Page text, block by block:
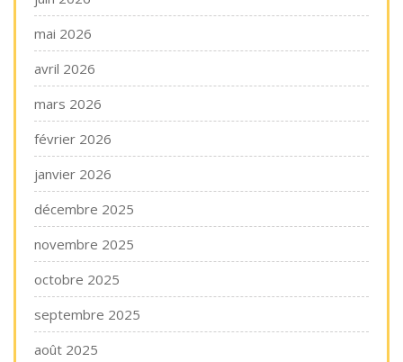
mai 2026
avril 2026
mars 2026
février 2026
janvier 2026
décembre 2025
novembre 2025
octobre 2025
septembre 2025
août 2025